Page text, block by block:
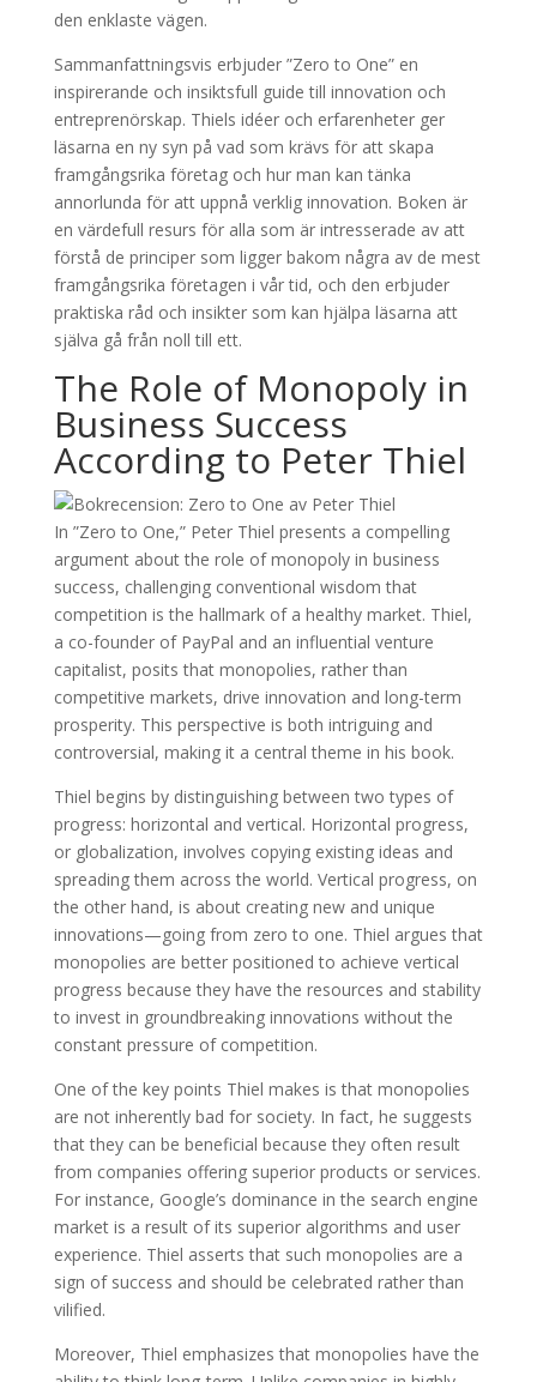
den enklaste vägen.
Sammanfattningsvis erbjuder ”Zero to One” en
inspirerande och insiktsfull guide till innovation och
entreprenörskap. Thiels idéer och erfarenheter ger
läsarna en ny syn på vad som krävs för att skapa
framgångsrika företag och hur man kan tänka
annorlunda för att uppnå verklig innovation. Boken är
en värdefull resurs för alla som är intresserade av att
förstå de principer som ligger bakom några av de mest
framgångsrika företagen i vår tid, och den erbjuder
praktiska råd och insikter som kan hjälpa läsarna att
själva gå från noll till ett.
The Role of Monopoly in
Business Success
According to Peter Thiel
In ”Zero to One,” Peter Thiel presents a compelling
argument about the role of monopoly in business
success, challenging conventional wisdom that
competition is the hallmark of a healthy market. Thiel,
a co-founder of PayPal and an influential venture
capitalist, posits that monopolies, rather than
competitive markets, drive innovation and long-term
prosperity. This perspective is both intriguing and
controversial, making it a central theme in his book.
Thiel begins by distinguishing between two types of
progress: horizontal and vertical. Horizontal progress,
or globalization, involves copying existing ideas and
spreading them across the world. Vertical progress, on
the other hand, is about creating new and unique
innovations—going from zero to one. Thiel argues that
monopolies are better positioned to achieve vertical
progress because they have the resources and stability
to invest in groundbreaking innovations without the
constant pressure of competition.
One of the key points Thiel makes is that monopolies
are not inherently bad for society. In fact, he suggests
that they can be beneficial because they often result
from companies offering superior products or services.
For instance, Google’s dominance in the search engine
market is a result of its superior algorithms and user
experience. Thiel asserts that such monopolies are a
sign of success and should be celebrated rather than
vilified.
Moreover, Thiel emphasizes that monopolies have the